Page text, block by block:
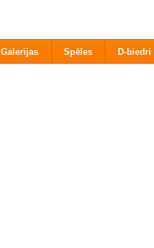
Galerijas Spēles D-biedri